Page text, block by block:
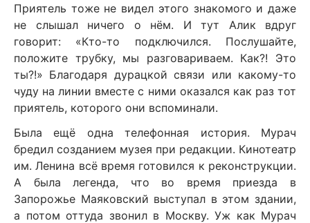
Приятель тоже не видел этого знакомого и даже
не слышал ничего о нём. И тут Алик вдруг
говорит: «Кто-то подключился. Послушайте,
положите трубку, мы разговариваем. Как?! Это
ты?!» Благодаря дурацкой связи или какому-то
чуду на линии вместе с ними оказался как раз тот
приятель, которого они вспоминали.
Была ещё одна телефонная история. Мурач
бредил созданием музея при редакции. Кинотеатр
им. Ленина всё время готовился к реконструкции.
А была легенда, что во время приезда в
Запорожье Маяковский выступал в этом здании,
а потом оттуда звонил в Москву. Уж как Мурач